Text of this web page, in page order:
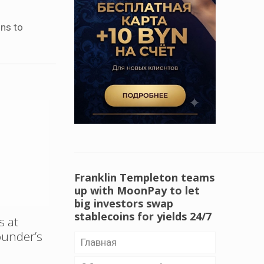
to
at
Franklin Templeton teams
up with MoonPay to let
big investors swap
stablecoins for yields 24/7
Главная